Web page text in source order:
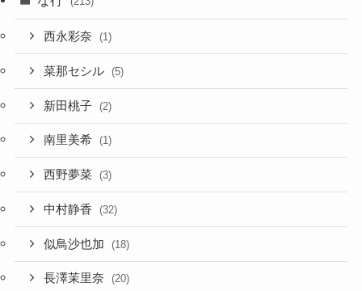
西永彩奈 (1)
菜那セシル (5)
新田桃子 (2)
南里美希 (1)
西野夢菜 (3)
中村静香 (32)
似鳥沙也加 (18)
長澤茉里奈 (20)